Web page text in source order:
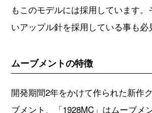
もこのモデルには採用しています。
いアップル針を採用している事も必
ムーブメントの特徴
開発期間2年をかけて作られた新作
ブメント、「1928MC」はムーブメ